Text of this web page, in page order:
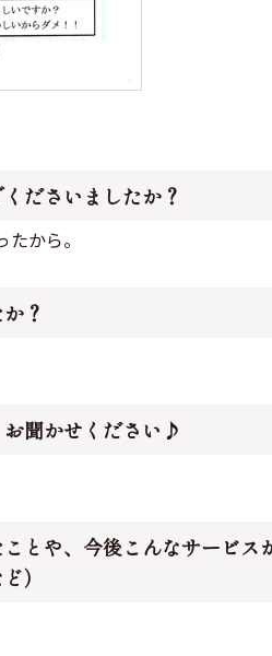
ださいましたか？
から。
？
お聞かせください♪
とや、今後こんなサービ
）